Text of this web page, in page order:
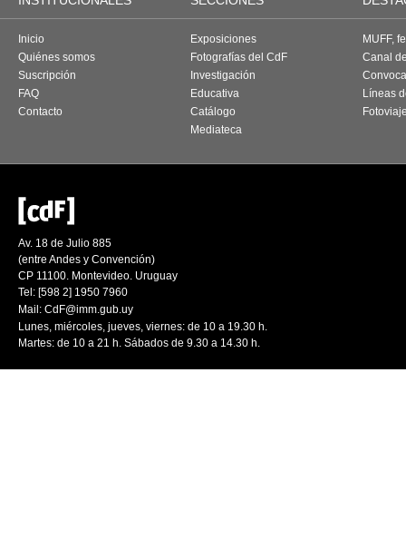
Inicio
Quiénes somos
Suscripción
FAQ
Contacto
Exposiciones
Fotografías del CdF
Investigación
Educativa
Catálogo
Mediateca
MUFF,
Canal
Líneas
Av. 18 de Julio 885
(entre Andes y Convención)
CP 11100. Montevideo. Uruguay
Tel: [598 2] 1950 7960
Mail: CdF@imm.gub.uy
Lunes, miércoles, jueves, viernes: de 10 a 19.30 h.
Martes: de 10 a 21 h. Sábados de 9.30 a 14.30 h.